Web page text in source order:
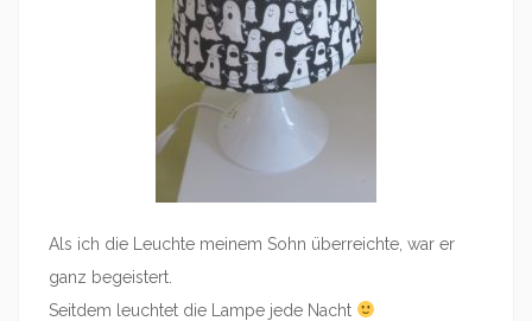
Als ich die Leuchte meinem Sohn überreichte, war er
ganz begeistert.
Seitdem leuchtet die Lampe jede Nacht